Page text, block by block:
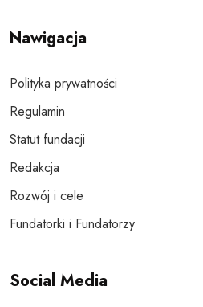
Nawigacja
Polityka prywatności
Regulamin
Statut fundacji
Redakcja
Rozwój i cele
Fundatorki i Fundatorzy
Social Media